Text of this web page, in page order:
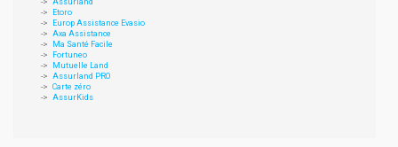
Assurland
Etoro
Europ Assistance Evasio
Axa Assistance
Ma Santé Facile
Fortuneo
Mutuelle Land
Assurland PRO
Carte zéro
AssurKids